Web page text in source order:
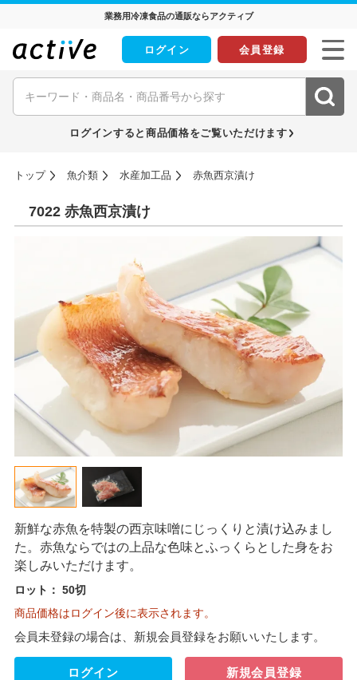
業務用冷凍食品の通販ならアクティブ
ログイン 会員登録
ログインすると商品価格をご覧いただけます
トップ 魚介類 水産加工品 赤魚西京漬け
7022 赤魚西京漬け
新鮮な赤魚を特製の西京味噌にじっくりと漬け込みまし
た。赤魚ならではの上品な色味とふっくらとした身をお
楽しみいただけます。
ロット： 50切
商品価格はログイン後に表示されます。
会員未登録の場合は、新規会員登録をお願いいたします。
ログイン 新規会員登録